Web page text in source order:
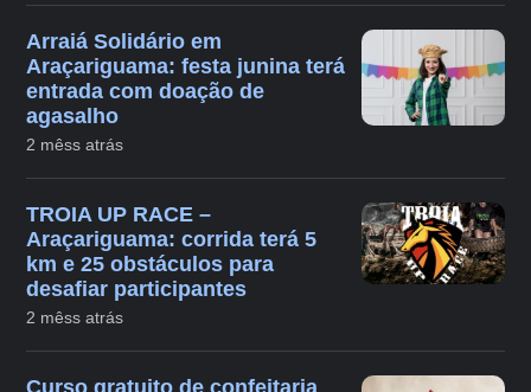
Arraiá Solidário em
Araçariguama: festa junina terá
entrada com doação de
agasalho
2 mêss atrás
TROIA UP RACE –
Araçariguama: corrida terá 5
km e 25 obstáculos para
desafiar participantes
2 mêss atrás